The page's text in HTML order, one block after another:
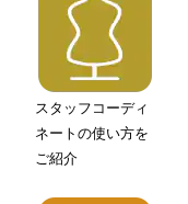
スタッフコーディ
ネートの使い方を
ご紹介